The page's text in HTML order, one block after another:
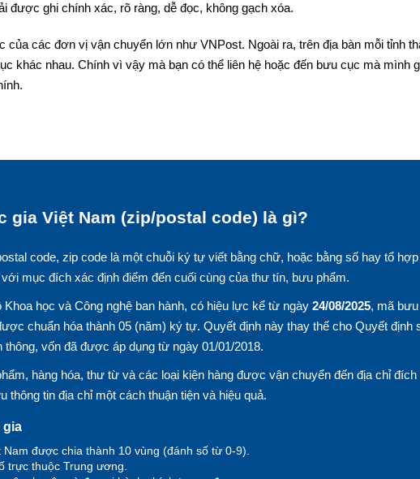
được ghi chính xác, rõ ràng, dễ đọc, không gạch xóa.
của các đơn vị vận chuyển lớn như VNPost. Ngoài ra, trên địa bàn mỗi tỉnh
khác nhau. Chính vì vậy mà bạn có thể liên hệ hoặc đến bưu cục mà mình
gia Việt Nam (zip/postal code) là gì?
code, zip code là một chuỗi ký tự viết bằng chữ, hoặc bằng số hay tổ
mục đích xác định điểm đến cuối cùng của thư tín, bưu phẩm.
Khoa học và Công nghệ ban hành, có hiệu lực kể từ ngày 24/08/2025, mã
chuẩn hóa thành 05 (năm) ký tự. Quyết định này thay thế cho Quyết định
thông, vốn đã được áp dụng từ ngày 01/01/2018.
hàng hóa, thư từ và các loại kiện hàng được vận chuyển đến địa chỉ đích
thông tin địa chỉ một cách thuận tiện và hiệu quả.
gia
được chia thành 10 vùng (đánh số từ 0-9).
trực thuộc Trung ương.